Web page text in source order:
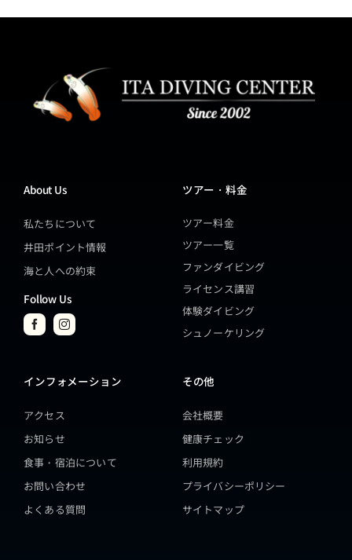
About Us
私たちについて
井田ポイント情報
海と人への約束
Follow Us
ツアー・料金
ツアー料金
ツアー一覧
ファンダイビング
ライセンス講習
体験ダイビング
シュノーケリング
インフォメーション
アクセス
お知らせ
食事・宿泊について
お問い合わせ
よくある質問
その他
会社概要
健康チェック
利用規約
プライバシーポリシー
サイトマップ